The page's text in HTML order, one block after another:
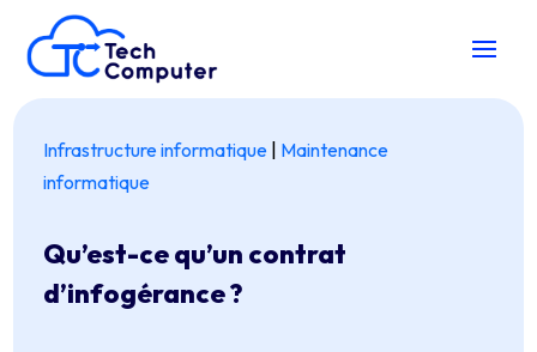
Infrastructure informatique Maintenance
informatique
Qu’est-ce qu’un contrat
d’infogérance ?